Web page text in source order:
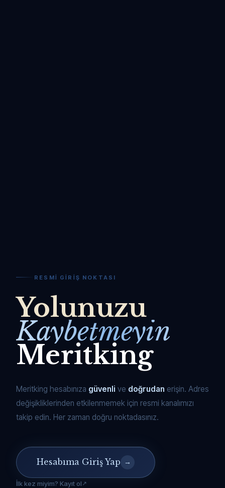
RESMI GIRIŞ NOKTASI
Yolunuzu
Kaybetmeyin
Meritking
Meritking hesabınıza güvenli ve doğrudan erişin. Adres
değişikliklerinden etkilenmemek için resmi kanalımızı
takip edin. Her zaman doğru noktadasınız.
Hesabıma Giriş Yap →
İlk kez miyim? Kayıt ol